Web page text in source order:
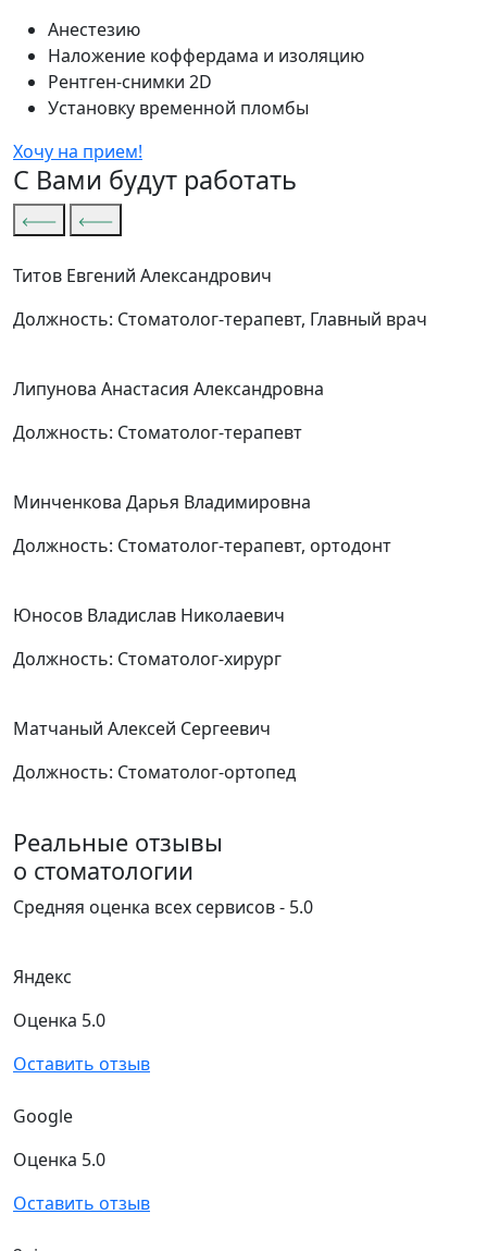
Анестезию
Наложение коффердама и изоляцию
Рентген-снимки 2D
Установку временной пломбы
Хочу на прием!
С Вами будут работать
Титов Евгений Александрович
Должность: Стоматолог-терапевт, Главный врач
Липунова Анастасия Александровна
Должность: Стоматолог-терапевт
Минченкова Дарья Владимировна
Должность: Стоматолог-терапевт, ортодонт
Юносов Владислав Николаевич
Должность: Стоматолог-хирург
Матчаный Алексей Сергеевич
Должность: Стоматолог-ортопед
Реальные отзывы
о стоматологии
Средняя оценка всех сервисов - 5.0
Яндекс
Оценка 5.0
Оставить отзыв
Google
Оценка 5.0
Оставить отзыв